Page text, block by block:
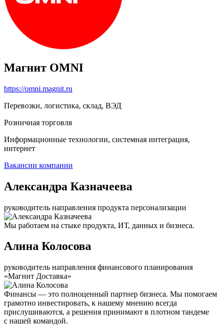
Магнит OMNI
https://omni.magnit.ru
Перевозки, логистика, склад, ВЭД
Розничная торговля
Информационные технологии, системная интеграция,
интернет
Вакансии компании
Александра Казначеева
руководитель направления продукта персонализации
Мы работаем на стыке продукта, ИТ, данных и бизнеса.
Алина Колосова
руководитель направления финансового планирования
«Магнит Доставка»
Финансы — это полноценный партнер бизнеса. Мы помогаем
грамотно инвестировать, к нашему мнению всегда
прислушиваются, а решения принимают в плотном тандеме
с нашей командой.